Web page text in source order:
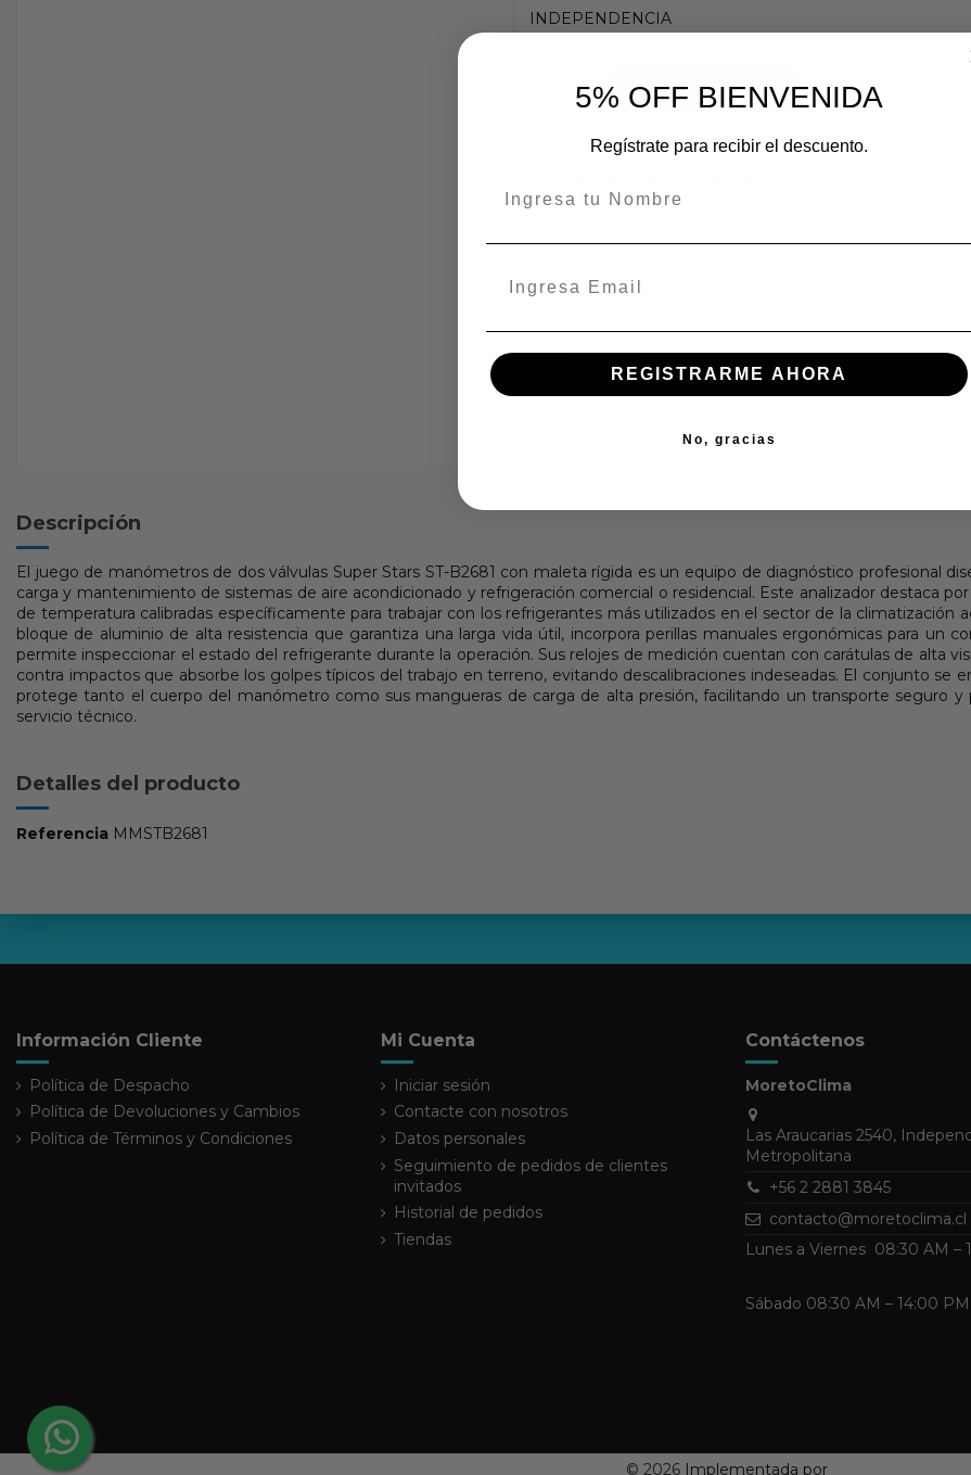
Añadir al carrito
ÑUÑOA
En stock:
Descripción
El juego de manómetros de dos válvulas Super Stars ST-B2681 con maleta rígida es un equipo de diagnóstico profesional
carga y mantenimiento de sistemas de aire acondicionado y refrigeración comercial o residencial. Este analizador destaca
de temperatura calibradas específicamente para trabajar con los refrigerantes más utilizados en el sector de la climatización
bloque de aluminio de alta resistencia que garantiza una larga vida útil, incorpora perillas manuales ergonómicas para un
permite inspeccionar el estado del refrigerante durante la operación. Sus relojes de medición cuentan con carátulas de alta
contra impactos que absorbe los golpes típicos del trabajo en terreno, evitando descalibraciones indeseadas. El conjunto se
protege tanto el cuerpo del manómetro como sus mangueras de carga de alta presión, facilitando un transporte seguro
servicio técnico.
Detalles del producto
Referencia MMSTB2681
Información Cliente
Política de Despacho
Política de Devoluciones y Cambios
Política de Términos y Condiciones
Mi Cuenta
Iniciar sesión
Contacte con nosotros
Datos personales
Seguimiento de pedidos de clientes
invitados
Historial de pedidos
Tiendas
Contáctenos
MoretoClima
Las Araucarias 2540,
Metropolitana
+56 2 2881 3845
contacto@moretoclima.cl
Lunes a Viernes 08:30 AM –
Sábado 08:30 AM – 14:00 PM
© 2026 Implementada por
5% OFF BIENVENIDA
Regístrate para recibir el descuento.
REGISTRARME AHORA
No, gracias